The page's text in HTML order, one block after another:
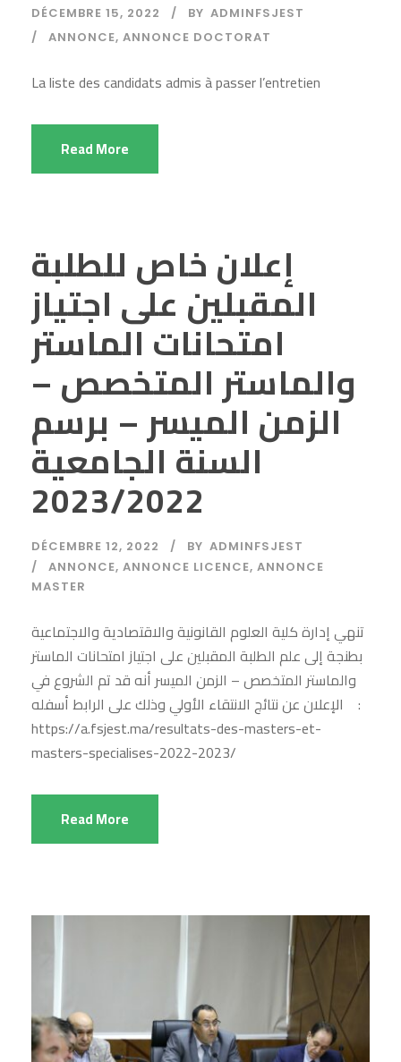
DÉCEMBRE 15, 2022 BY ADMINFSJEST
ANNONCE, ANNONCE DOCTORAT
La liste des candidats admis à passer l’entretien
Read More
إعلان خاص للطلبة
المقبلين على اجتياز
امتحانات الماستر
والماستر المتخصص –
الزمن الميسر – برسم
السنة الجامعية
2023/2022
DÉCEMBRE 12, 2022 BY ADMINFSJEST
ANNONCE, ANNONCE LICENCE, ANNONCE
MASTER
تنهي إدارة كلية العلوم القانونية والاقتصادية والاجتماعية
بطنجة إلى علم الطلبة المقبلين على اجتياز امتحانات الماستر
والماستر المتخصص – الزمن الميسر أنه قد تم الشروع في
الإعلان عن نتائج الانتقاء الأولي وذلك على الرابط أسفله :
https://a.fsjest.ma/resultats-des-masters-et-
masters-specialises-2022-2023/
Read More